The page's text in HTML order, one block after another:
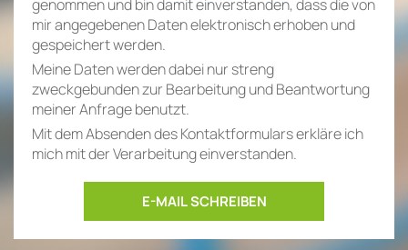
genommen und bin damit einverstanden, dass die von
mir angegebenen Daten elektronisch erhoben und
gespeichert werden.
Meine Daten werden dabei nur streng
zweckgebunden zur Bearbeitung und Beantwortung
meiner Anfrage benutzt.
Mit dem Absenden des Kontaktformulars erkläre ich
mich mit der Verarbeitung einverstanden.